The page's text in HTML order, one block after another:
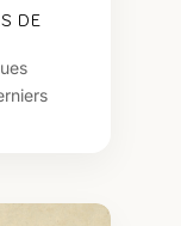
DE